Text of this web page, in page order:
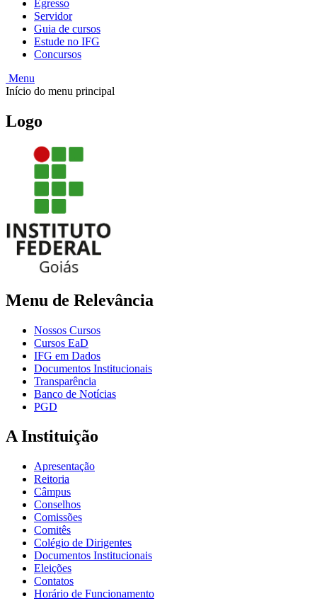
Egresso
Servidor
Guia de cursos
Estude no IFG
Concursos
Menu
Início do menu principal
Logo
Menu de Relevância
Nossos Cursos
Cursos EaD
IFG em Dados
Documentos Institucionais
Transparência
Banco de Notícias
PGD
A Instituição
Apresentação
Reitoria
Câmpus
Conselhos
Comissões
Comitês
Colégio de Dirigentes
Documentos Institucionais
Eleições
Contatos
Horário de Funcionamento